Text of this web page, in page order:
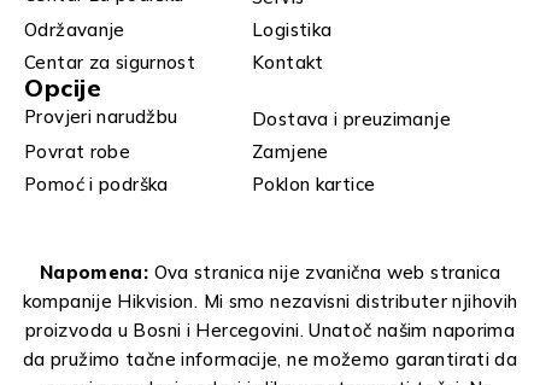
Održavanje
Logistika
Centar za sigurnost
Kontakt
Opcije
Provjeri narudžbu
Dostava i preuzimanje
Povrat robe
Zamjene
Pomoć i podrška
Poklon kartice
Napomena: Ova stranica nije zvanična web stranica
kompanije Hikvision. Mi smo nezavisni distributer njihovih
proizvoda u Bosni i Hercegovini. Unatoč našim naporima
da pružimo tačne informacije, ne možemo garantirati da